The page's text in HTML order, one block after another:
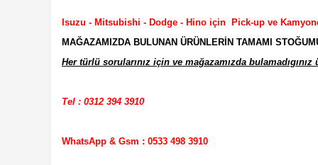
Isuzu - Mitsubishi - Dodge - Hino için Pick-up ve
MAĞAZAMIZDA BULUNAN ÜRÜNLERİN TAMAMI
Her türlü sorularınız için ve mağazamızda
Tel : 0312 394 3910
WhatsApp & Gsm : 0533 498 3910